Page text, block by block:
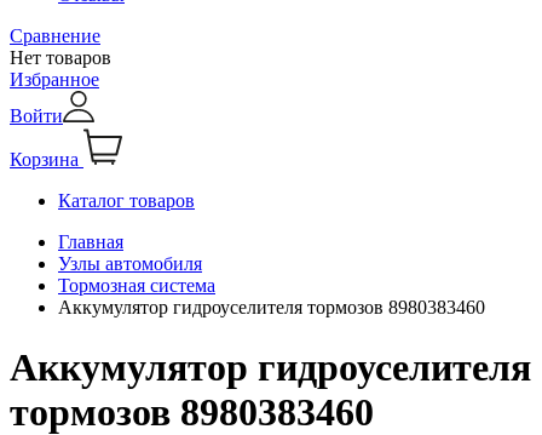
Сравнение
Нет товаров
Избранное
Войти
Корзина
Каталог товаров
Главная
Узлы автомобиля
Тормозная система
Аккумулятор гидроуселителя тормозов 8980383460
Аккумулятор гидроуселителя
тормозов 8980383460